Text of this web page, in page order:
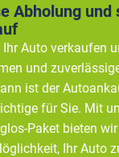
Abholung und
Auto verkaufen
und
ist der
für Sie. Mit
Paket bieten
Ihr Auto